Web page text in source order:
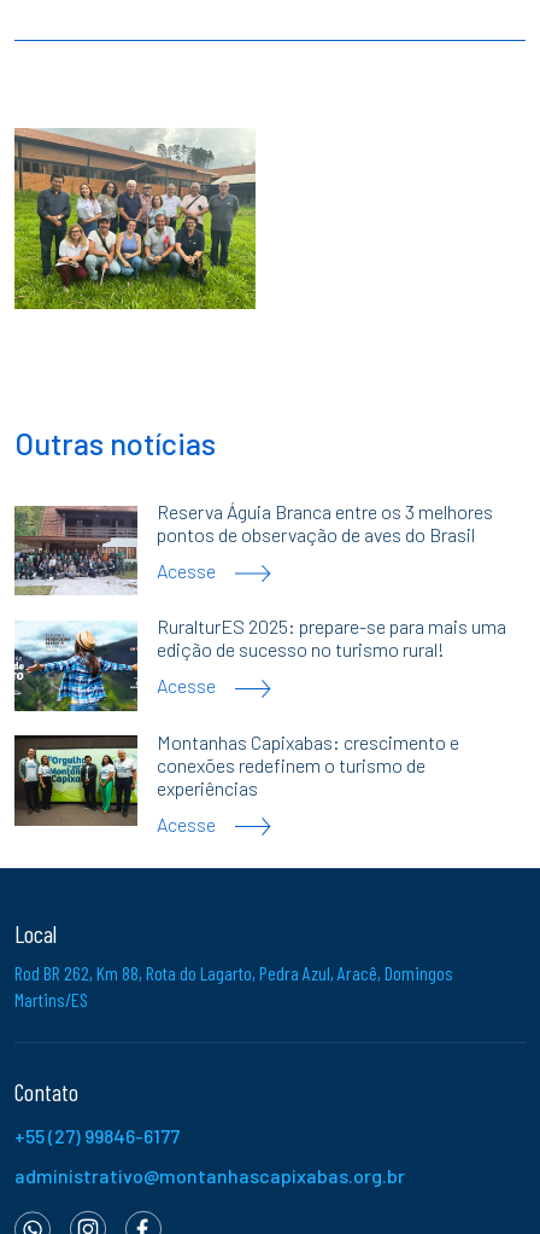
Outras notícias
Reserva Águia Branca entre os 3 melhores
pontos de observação de aves do Brasil
Acesse
RuralturES 2025: prepare-se para mais uma
edição de sucesso no turismo rural!
Acesse
Montanhas Capixabas: crescimento e
conexões redefinem o turismo de
experiências
Acesse
Local
Rod BR 262, Km 88, Rota do Lagarto, Pedra Azul, Aracê, Domingos
Martins/ES
Contato
+55 (27) 99846-6177
administrativo@montanhascapixabas.org.br